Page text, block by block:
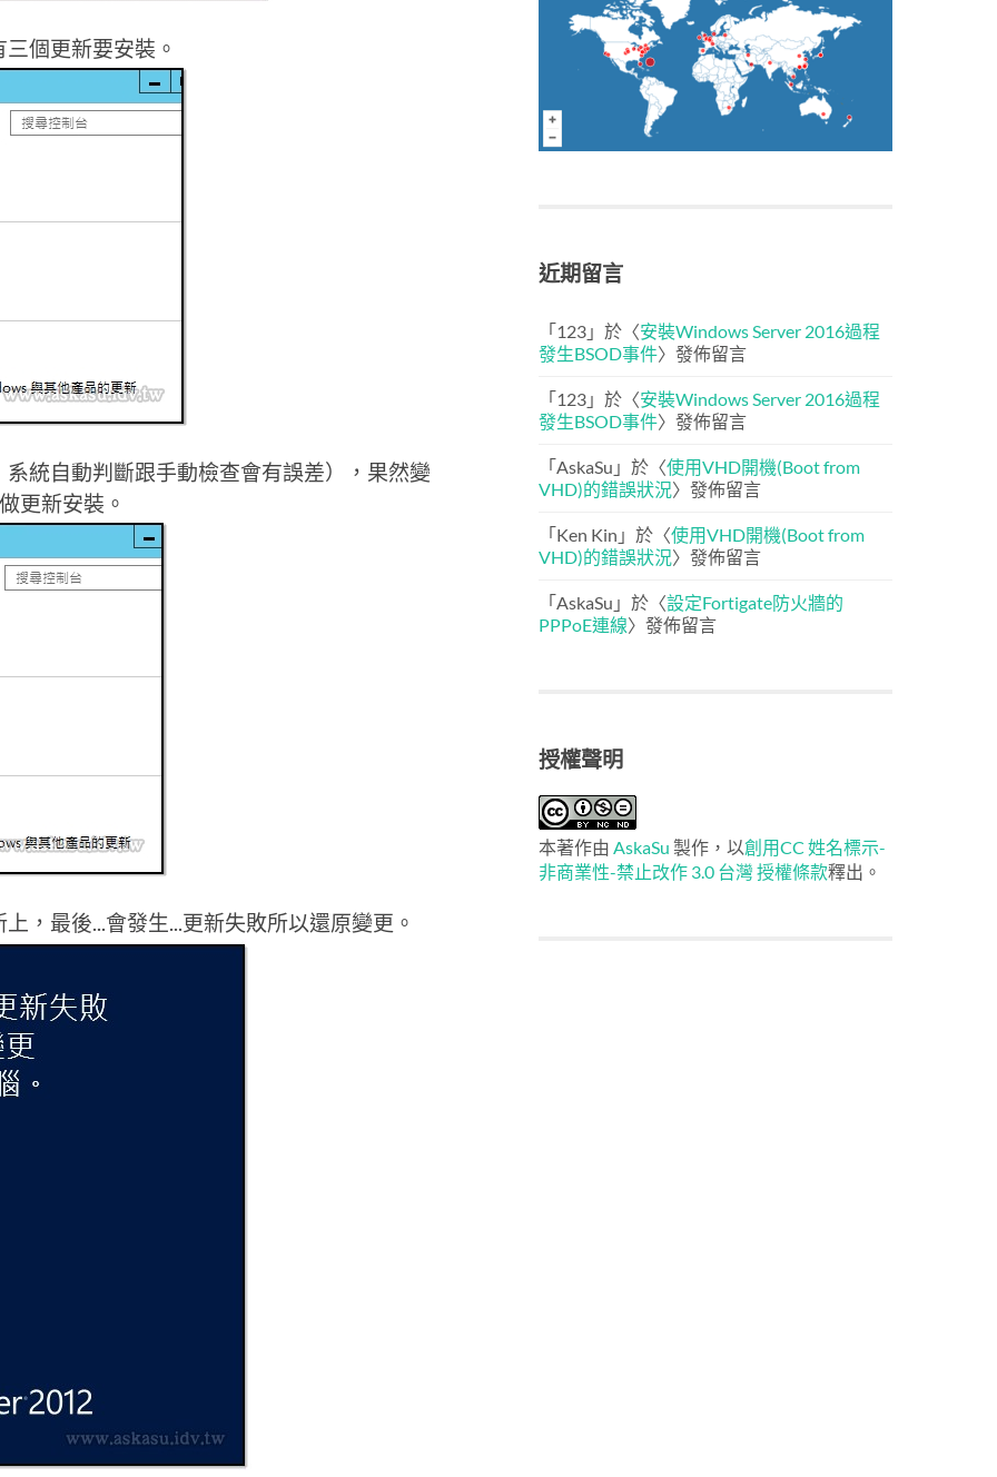
個更新要安裝。
統自動判斷跟手動檢查會有誤差），果然變
更新安裝。
，最後...會發生...更新失敗所以還原變更。
近期留言
「 123 」於〈安裝Windows Server 2016過程
發生BSOD事件〉發佈留言
「 123 」於〈安裝Windows Server 2016過程
發生BSOD事件〉發佈留言
「AskaSu 」於〈使用VHD開機(Boot from
VHD)的錯誤狀況〉發佈留言
「 Ken Kin 」於〈使用VHD開機(Boot from
VHD)的錯誤狀況〉發佈留言
「AskaSu 」於〈設定Fortigate防火牆的
PPPoE連線〉發佈留言
授權聲明
本著作由 AskaSu 製作，以創用CC 姓名標示-
非商業性-禁止改作 3.0 台灣 授權條款釋出。